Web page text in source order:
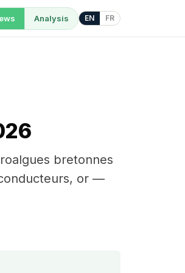
Analysis EN FR
bretonnes
or —